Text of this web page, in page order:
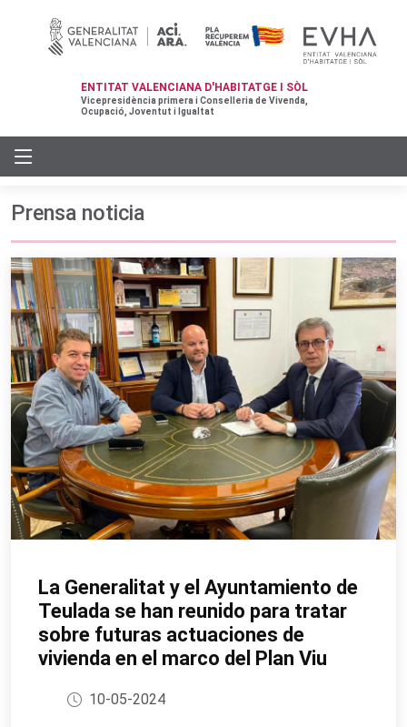
ENTITAT VALENCIANA D'HABITATGE I SÒL
Vicepresidència primera i Conselleria de Vivenda,
Ocupació, Joventut i Igualtat
Prensa noticia
La Generalitat y el Ayuntamiento de
Teulada se han reunido para tratar
sobre futuras actuaciones de
vivienda en el marco del Plan Viu
10-05-2024